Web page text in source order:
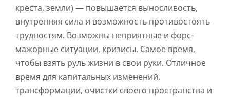
креста, земли) — повышается выносливость,
внутренняя сила и возможность противостоять
трудностям. Возможны неприятные и форс-
мажорные ситуации, кризисы. Самое время,
чтобы взять руль жизни в свои руки. Отличное
время для капитальных изменений,
трансформации, очистки своего пространства и